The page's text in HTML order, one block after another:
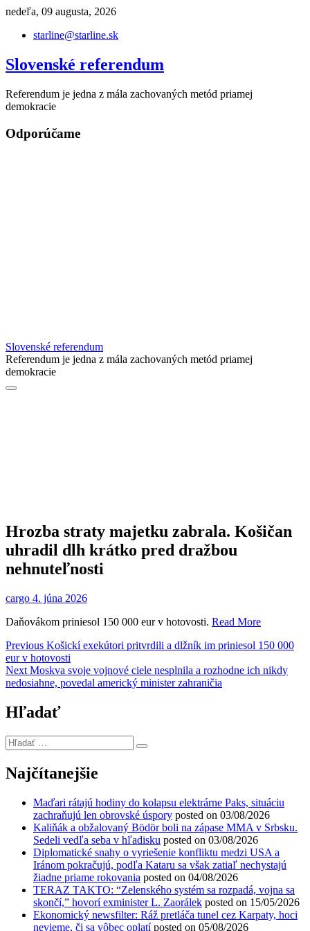
Skip
content
nedeľa, 09 augusta, 2026
starline@starline.sk
Slovenské referendum
Referendum je jedna z mála zachovaných metód priamej
demokracie
Odporúčame
Slovenské referendum
Referendum je jedna z mála zachovaných metód priamej
demokracie
Hrozba straty majetku zabrala. Košičan
uhradil dlh krátko pred dražbou
nehnuteľnosti
cargo 4. júna 2026
Daňovákom priniesol 150 000 eur v hotovosti. Read More
Navigácia
v
článku
Previous Previous
post:
Košickí exekútori pritvrdili a dlžník im priniesol 150 000
eur v hotovosti
Next Next
post:
Moskva svoje vojnové ciele nesplnila a rozhodne ich nikdy
nedosiahne, povedal americký minister zahraničia
Hľadať
Hľadať
…
Najčítanejšie
Maďari rátajú hodiny do kolapsu elektrárne Paks, situáciu
zachraňujú len obrovské úspory posted on 03/08/2026
Kaliňák a obžalovaný Bödör boli na zápase MMA v Srbsku.
Sedeli vedľa seba v hľadisku posted on 03/08/2026
Diplomatické snahy o vyriešenie konfliktu medzi USA a
Iránom pokračujú, podľa Kataru sa však zatiaľ nechystajú
žiadne priame rokovania posted on 04/08/2026
TERAZ TAKTO: “Zelenského systém sa rozpadá, vojna sa
skončí,” hovorí exminister L. Zaorálek posted on 15/05/2026
Ekonomický newsfilter: Ráž pretláča tunel cez Karpaty, hoci
nevieme, či sa vôbec oplatí posted on 05/08/2026